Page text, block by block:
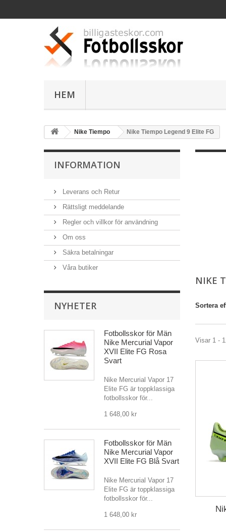
HEM
Nike Tiempo Nike Tiempo Legend 9 Elite FG
INFORMATION
Leverans och Retur
Rättsligt meddelande
Regler och villkor för användning
Om oss
Säkra betalningar
Våra butiker
NYHETER
Fotbollsskor för Män
Nike Mercurial Vapor
XVII Elite FG Rosa
Svart
Nike Mercurial Vapor 17
Elite FG är toppklassiga
fotbollsskor för...
1 648,00 kr
Fotbollsskor för Män
Nike Mercurial Vapor
XVII Elite FG Blå Svart
Nike Mercurial Vapor 17
Elite FG är toppklassiga
fotbollsskor för...
1 648,00 kr
NIKE
Sortera
Visar 1 -